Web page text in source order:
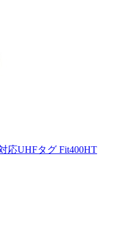
応UHFタグ Fit400HT